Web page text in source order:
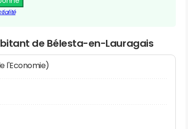
de Bélesta-en-Lauragais
l'Economie)